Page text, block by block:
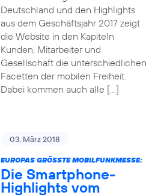
Deutschland und den Highlights
aus dem Geschäftsjahr 2017 zeigt
die Website in den Kapiteln
Kunden, Mitarbeiter und
Gesellschaft die unterschiedlichen
Facetten der mobilen Freiheit.
Dabei kommen auch alle […]
03. März 2018
EUROPAS GRÖSSTE MOBILFUNKMESSE:
Die Smartphone-
Highlights vom